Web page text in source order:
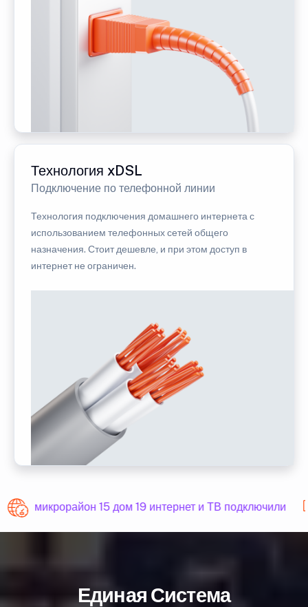
Технология xDSL
Подключение по телефонной линии
Технология подключения домашнего интернета с
использованием телефонных сетей общего
назначения. Стоит дешевле, и при этом доступ в
интернет не ограничен.
микрорайон 15 дом 19 интернет и ТВ подключили
Единая Система